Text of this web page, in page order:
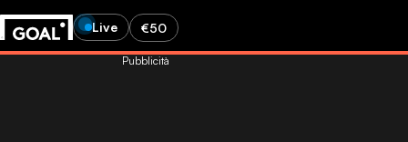
Live €50
Pubblicità